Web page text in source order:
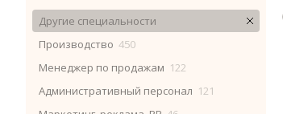
Другие специальности
Производство 450
Менеджер по продажам 122
Административный персонал 121